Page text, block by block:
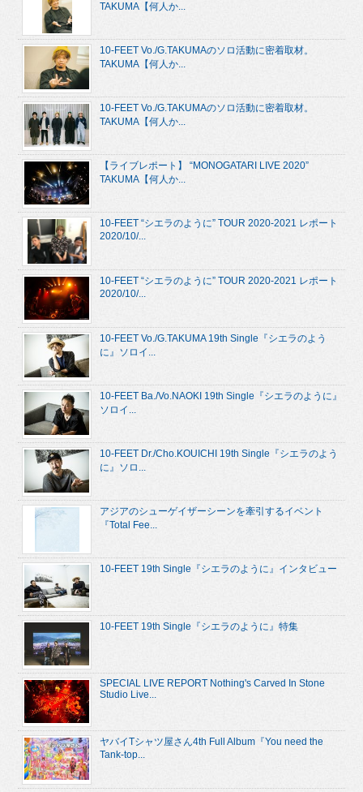
TAKUMA【何人か...
10-FEET Vo./G.TAKUMAのソロ活動に密着取材。
TAKUMA【何人か...
10-FEET Vo./G.TAKUMAのソロ活動に密着取材。
TAKUMA【何人か...
【ライブレポート】 “MONOGATARI LIVE 2020”
TAKUMA【何人か...
10-FEET “シエラのように” TOUR 2020-2021 レポート
2020/10/...
10-FEET “シエラのように” TOUR 2020-2021 レポート
2020/10/...
10-FEET Vo./G.TAKUMA 19th Single『シエラのよう
に』ソロイ...
10-FEET Ba./Vo.NAOKI 19th Single『シエラのように』
ソロイ...
10-FEET Dr./Cho.KOUICHI 19th Single『シエラのよう
に』ソロ...
アジアのシューゲイザーシーンを牽引するイベント
『Total Fee...
10-FEET 19th Single『シエラのように』インタビュー
10-FEET 19th Single『シエラのように』特集
SPECIAL LIVE REPORT Nothing's Carved In Stone
Studio Live...
ヤバイTシャツ屋さん4th Full Album『You need the
Tank-top...